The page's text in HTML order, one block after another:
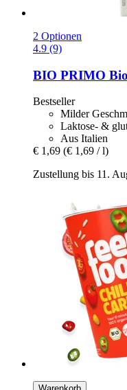
2 Optionen
4.9 (9)
BIO PRIMO
Bestseller
Milder
Laktose- &
Aus Italien
€ 1,69 (€ 1,69 / l)
Zustellung bis 11.